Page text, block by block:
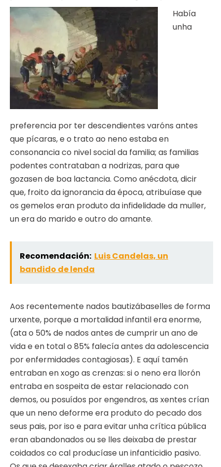
Había
unha
preferencia por ter descendientes varóns antes
que pícaras, e o trato ao neno estaba en
consonancia co nivel social da familia; as familias
podentes contrataban a nodrizas, para que
gozasen de boa lactancia. Como anécdota, dicir
que, froito da ignorancia da época, atribuíase que
os gemelos eran produto da infidelidade da muller,
un era do marido e outro do amante.
Recomendación: Luis Candelas, un
bandido de lenda
Aos recentemente nados bautizábaselles de forma
urxente, porque a mortalidad infantil era enorme,
(ata o 50% de nados antes de cumprir un ano de
vida e en total o 85% falecía antes da adolescencia
por enfermidades contagiosas). E aquí tamén
entraban en xogo as crenzas: si o neno era llorón
entraba en sospeita de estar relacionado con
demos, ou posuídos por engendros, as xentes crían
que un neno deforme era produto do pecado dos
seus pais, por iso e para evitar unha crítica pública
eran abandonados ou se lles deixaba de prestar
coidados co cal producíase un infanticidio pasivo.